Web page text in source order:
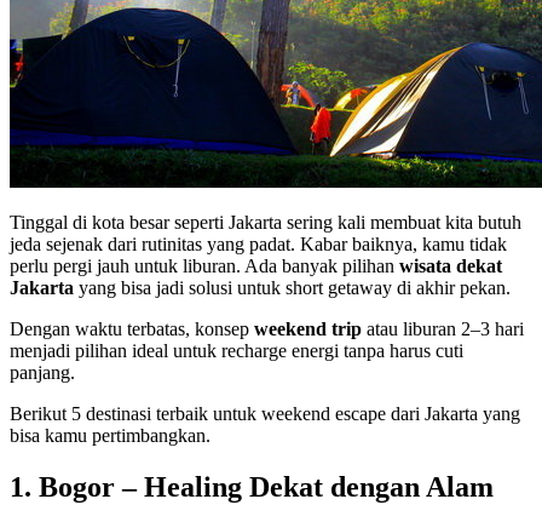
Tinggal di kota besar seperti Jakarta sering kali membuat kita butuh
jeda sejenak dari rutinitas yang padat. Kabar baiknya, kamu tidak
perlu pergi jauh untuk liburan. Ada banyak pilihan wisata dekat
Jakarta yang bisa jadi solusi untuk short getaway di akhir pekan.
Dengan waktu terbatas, konsep weekend trip atau liburan 2–3 hari
menjadi pilihan ideal untuk recharge energi tanpa harus cuti
panjang.
Berikut 5 destinasi terbaik untuk weekend escape dari Jakarta yang
bisa kamu pertimbangkan.
1. Bogor – Healing Dekat dengan Alam